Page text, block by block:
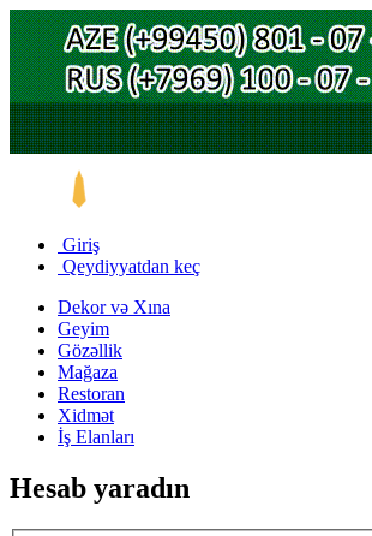
Giriş
Qeydiyyatdan keç
Dekor və Xına
Geyim
Gözəllik
Mağaza
Restoran
Xidmət
İş Elanları
Hesab yaradın